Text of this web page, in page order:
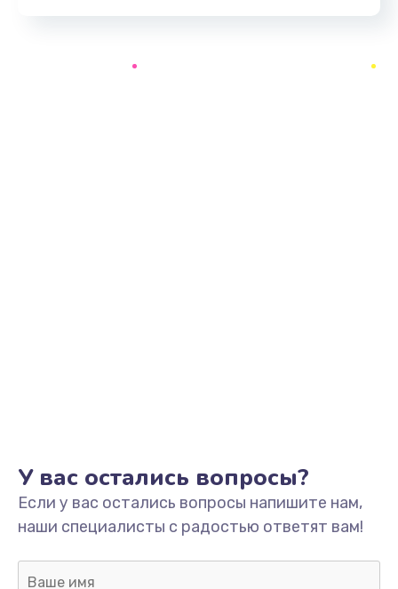
Замена/Pемонт карбюратора
1300 руб.
Заказать
У вас остались вопросы?
Если у вас остались вопросы напишите нам,
наши специалисты с радостью ответят вам!